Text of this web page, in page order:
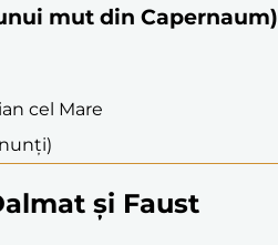
mut din Capernaum)
cel Mare
și Faust